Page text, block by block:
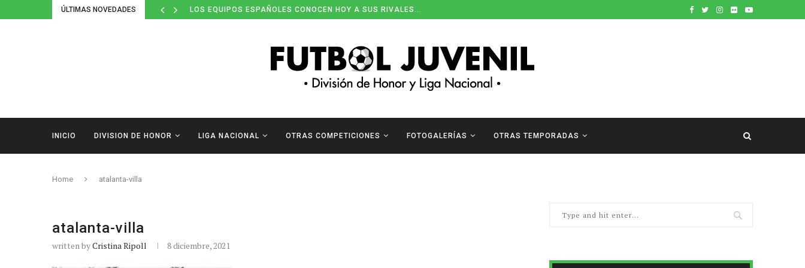
ÚLTIMAS NOVEDADES LOS EQUIPOS ESPAÑOLES CONOCEN HOY A SUS RIVALES...
INICIO DIVISION DE HONOR LIGA NACIONAL OTRAS COMPETICIONES FOTOGALERÍAS OTRAS TEMPORADAS
Home atalanta-villa
atalanta-villa
written byCristina Ripoll 8 diciembre, 2021